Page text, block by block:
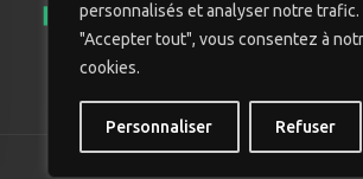
personnalisés et analyser notre trafic.
"Accepter tout", vous consentez à
cookies.
Personnaliser Refuser